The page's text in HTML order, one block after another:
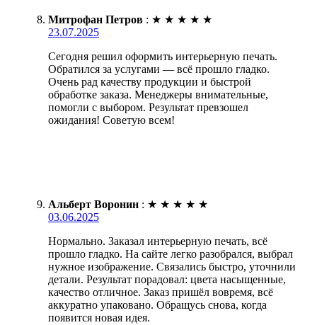
Митрофан Петров : ★ ★ ★ ★ ★
23.07.2025
Сегодня решил оформить интерьерную печать.
Обратился за услугами — всё прошло гладко.
Очень рад качеству продукции и быстрой
обработке заказа. Менеджеры внимательные,
помогли с выбором. Результат превзошел
ожидания! Советую всем!
Альберт Воронин : ★ ★ ★ ★ ★
03.06.2025
Нормально. Заказал интерьерную печать, всё
прошло гладко. На сайте легко разобрался, выбрал
нужное изображение. Связались быстро, уточнили
детали. Результат порадовал: цвета насыщенные,
качество отличное. Заказ пришёл вовремя, всё
аккуратно упаковано. Обращусь снова, когда
появится новая идея.